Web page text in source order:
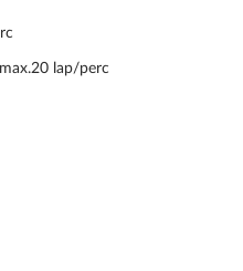
lap/perc